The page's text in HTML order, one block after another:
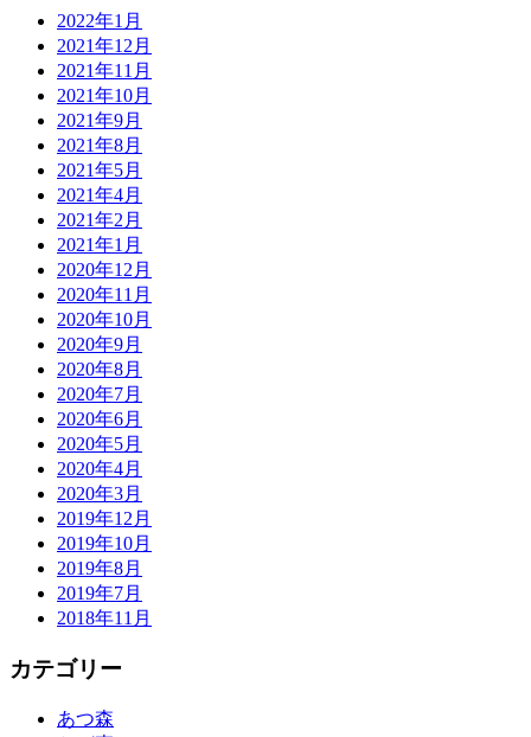
2022年1月
2021年12月
2021年11月
2021年10月
2021年9月
2021年8月
2021年5月
2021年4月
2021年2月
2021年1月
2020年12月
2020年11月
2020年10月
2020年9月
2020年8月
2020年7月
2020年6月
2020年5月
2020年4月
2020年3月
2019年12月
2019年10月
2019年8月
2019年7月
2018年11月
カテゴリー
あつ森